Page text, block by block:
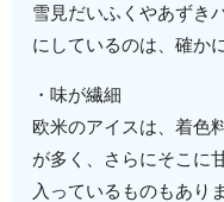
雪見だいふくやあずき
にしているのは、確か
・味が繊細
欧米のアイスは、着色
が多く、さらにそこに
入っているものもあり